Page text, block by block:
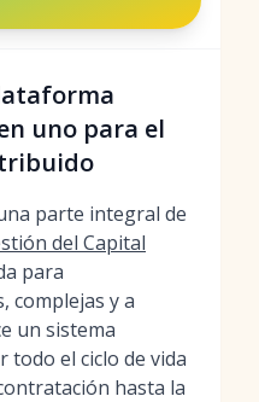
uno para el
parte integral de
del Capital
para
complejas y a
un sistema
todo el ciclo de vida
hasta la